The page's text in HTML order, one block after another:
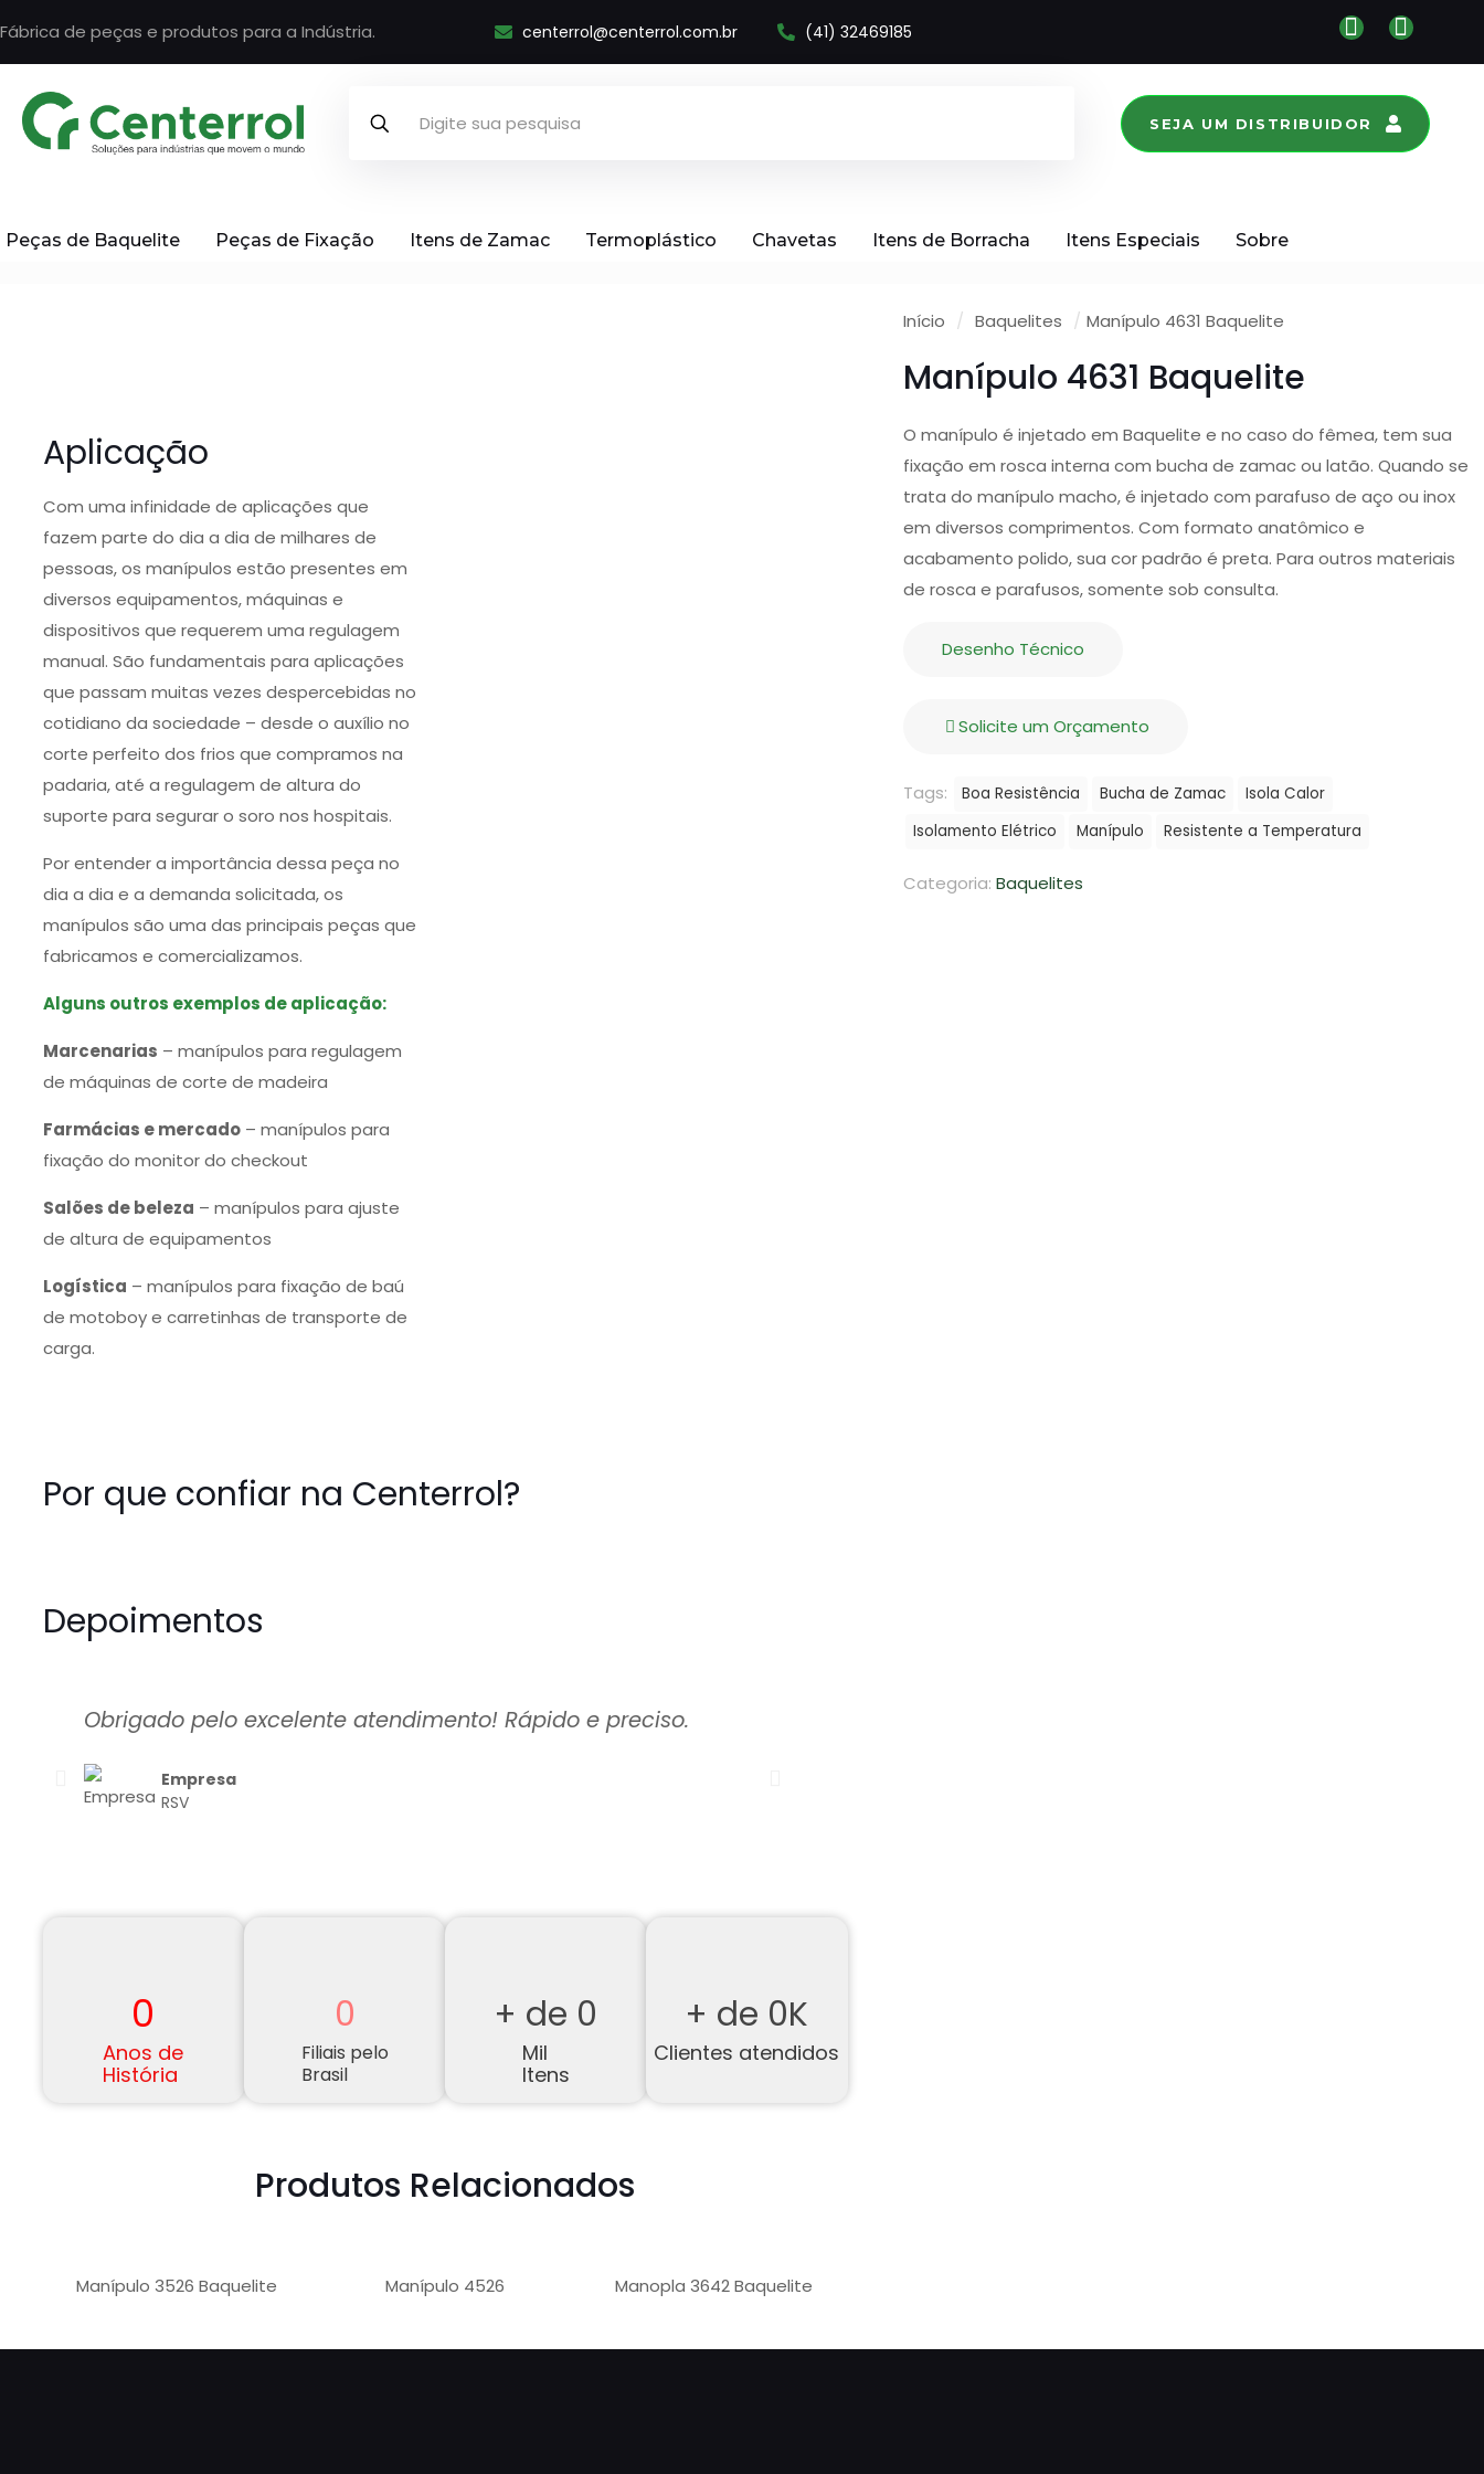
Fábrica de peças e produtos para a Indústria. centerrol@centerrol.com.br (41) 32469185
SEJA UM DISTRIBUIDOR
Peças de Baquelite Peças de Fixação Itens de Zamac Termoplástico Chavetas Itens de Borracha Itens Especiais Sobre
Aplicação
Com uma infinidade de aplicações que
fazem parte do dia a dia de milhares de
pessoas, os manípulos estão presentes em
diversos equipamentos, máquinas e
dispositivos que requerem uma regulagem
manual. São fundamentais para aplicações
que passam muitas vezes despercebidas no
cotidiano da sociedade – desde o auxílio no
corte perfeito dos frios que compramos na
padaria, até a regulagem de altura do
suporte para segurar o soro nos hospitais.
Por entender a importância dessa peça no
dia a dia e a demanda solicitada, os
manípulos são uma das principais peças que
fabricamos e comercializamos.
Alguns outros exemplos de aplicação:
Marcenarias – manípulos para regulagem
de máquinas de corte de madeira
Farmácias e mercado– manípulos para
fixação do monitor do checkout
Salões de beleza – manípulos para ajuste
de altura de equipamentos
Logística – manípulos para fixação de baú
de motoboy e carretinhas de transporte de
carga.
Por que confiar na Centerrol?
Depoimentos
Obrigado pelo excelente atendimento! Rápido e preciso.
Empresa
RSV
Anos de
História
0
Filiais pelo
Brasil
0
Mil
Itens
+ de 0
Clientes atendidos
+ de 0K
Produtos Relacionados
Manípulo 3526 Baquelite Manípulo 4526 Manopla 3642 Baquelite
Início / Baquelites / Manípulo 4631 Baquelite
Manípulo 4631 Baquelite
O manípulo é injetado em Baquelite e no caso do fêmea, tem sua
fixação em rosca interna com bucha de zamac ou latão. Quando se
trata do manípulo macho, é injetado com parafuso de aço ou inox
em diversos comprimentos. Com formato anatômico e
acabamento polido, sua cor padrão é preta. Para outros materiais
de rosca e parafusos, somente sob consulta.
Desenho Técnico
Solicite um Orçamento
Tags: Boa Resistência Bucha de Zamac
Isola Calor
Isolamento Elétrico
Manípulo Resistente a Temperatura
Categoria:Baquelites